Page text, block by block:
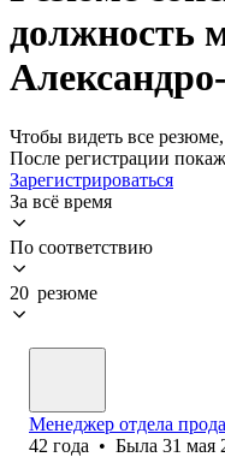
должность
Чтобы видеть все резюме,
После регистрации
Зарегистрироваться
За всё время
По соответствию
20 резюме
Менеджер отдела
42 года • Была 31 мая